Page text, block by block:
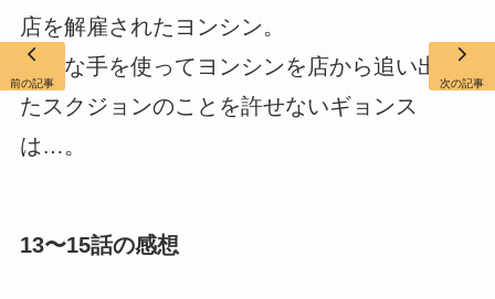
店を解雇されたヨンシン。
卑怯な手を使ってヨンシンを店から追い出し
たスクジョンのことを許せないギョンス
は…。
13〜15話の感想
前の記事 次の記事